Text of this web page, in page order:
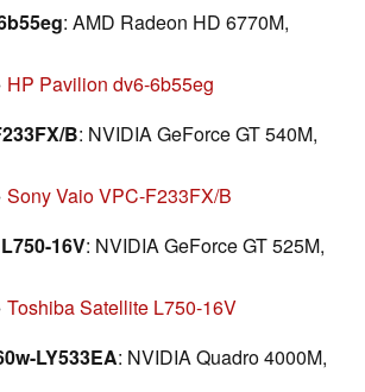
: AMD Radeon HD 6770M,
HP Pavilion dv6-6b55eg
B: NVIDIA GeForce GT 540M,
Sony Vaio VPC-F233FX/B
16V: NVIDIA GeForce GT 525M,
Toshiba Satellite L750-16V
LY533EA: NVIDIA Quadro 4000M,